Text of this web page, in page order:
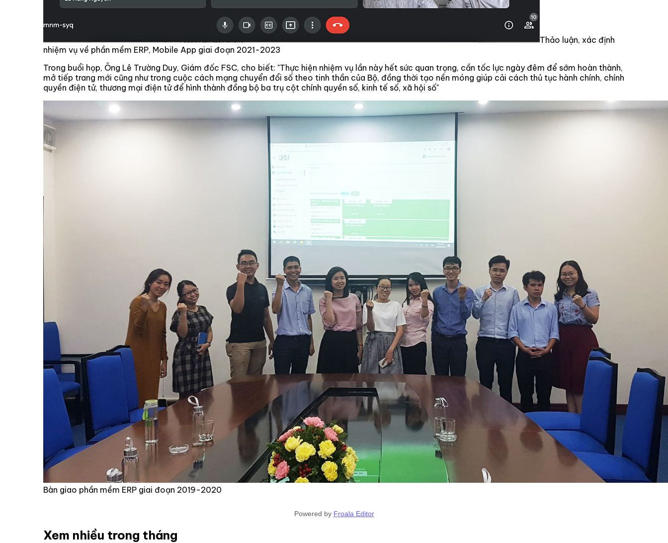
Thảo luận, xác định
nhiệm vụ về phần mềm ERP, Mobile App giai đoạn 2021-2023
Trong buổi họp, Ông Lê Trường Duy, Giám đốc FSC, cho biết: "Thực hiện nhiệm vụ lần này hết sức quan trọng, cần tốc lực ngày đêm để sớm hoàn thành,
mở tiếp trang mới cũng như trong cuộc cách mạng chuyển đổi số theo tinh thần của Bộ, đồng thời tạo nền móng giúp cải cách thủ tục hành chính, chính
quyền điện tử, thương mại điện tử để hình thành đồng bộ ba trụ cột chính quyền số, kinh tế số, xã hội số"
Bàn giao phần mềm ERP giai đoạn 2019-2020
Powered by Froala Editor
Xem nhiều trong tháng